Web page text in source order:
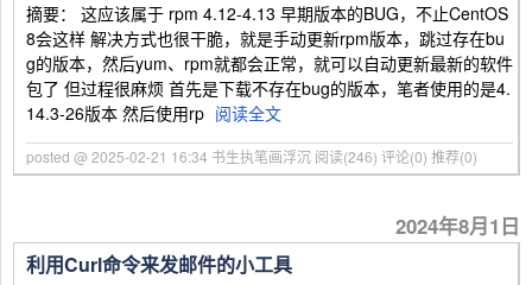
摘要： 这应该属于 rpm 4.12-4.13 早期版本的BUG，不止CentOS
8会这样 解决方式也很干脆，就是手动更新rpm版本，跳过存在bu
g的版本，然后yum、rpm就都会正常，就可以自动更新最新的软件
包了 但过程很麻烦 首先是下载不存在bug的版本，笔者使用的是4.
14.3-26版本 然后使用rp 阅读全文
posted @ 2025-02-21 16:34 书生执笔画浮沉 阅读(246) 评论(0) 推荐(0)
2024年8月1日
利用Curl命令来发邮件的小工具